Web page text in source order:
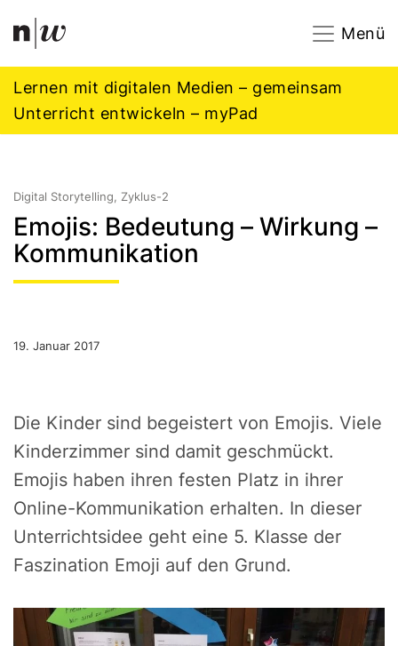
Navigation
Menü
Lernen mit digitalen Medien – gemeinsam
Unterricht entwickeln – myPad
Digital Storytelling, Zyklus-2
Emojis: Bedeutung – Wirkung –
Kommunikation
19. Januar 2017
Die Kinder sind begeistert von Emojis. Viele
Kinderzimmer sind damit geschmückt.
Emojis haben ihren festen Platz in ihrer
Online-Kommunikation erhalten. In dieser
Unterrichtsidee geht eine 5. Klasse der
Faszination Emoji auf den Grund.
Footer